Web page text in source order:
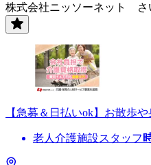
株式会社ニッソーネット さ
【急募＆日払いok】お散歩
老人介護施設スタッフ